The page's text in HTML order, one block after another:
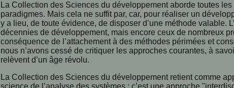
La Collection des Sciences du développement aborde toutes
paradigmes. Mais cela ne suffit par, car, pour réaliser un
y a lieu, de toute évidence, de disposer d’une méthode valable.
décennies de développement, mais encore ceux de nombreux
conséquence de l’attachement à des méthodes périmées et
nous n’avons cessé de critiquer les approches courantes, à
relèvent d’un âge révolu.
La Collection des Sciences du développement retient comme
science de l’analyse des systèmes ; c’est une approche